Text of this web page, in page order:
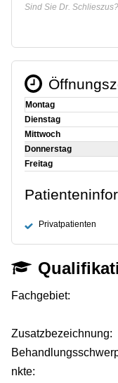
Sind Sie Dr. Schlieszus?
Montag
Dienstag
Mittwoch
Donnerstag
Freitag
Privatpatienten
Fachgebiet:
Zusatzbezeichnung:
nkte: